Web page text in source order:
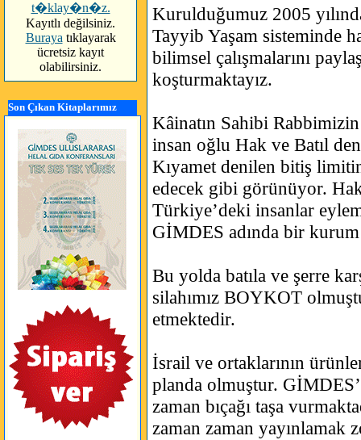
t�klay�n�z.
Kayıtlı değilsiniz.
Buraya tıklayarak
ücretsiz kayıt
olabilirsiniz.
Son Çıkan Kitaplarımız
Kurulduğumuz 2005
Tayyib Yaşam sisteminde
bilimsel çalışmalarını
koşturmaktayız.
Kâinatın Sahibi
insan oğlu Hak ve Batıl
Kıyamet denilen bitiş
edecek gibi görünüyor.
Türkiye’deki insanlar
GİMDES adında bir
Bu yolda batıla ve şerre
silahımız BOYKOT
etmektedir.
İsrail ve ortaklarının
planda olmuştur.
zaman bıçağı taşa
zaman zaman yayınlamak